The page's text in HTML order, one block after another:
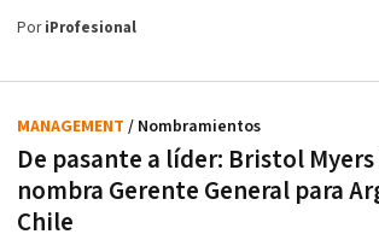
PoriProfesional
De pasante a líder: Bristol
nombra Gerente General para
Chile
MANAGEMENT / Nombramientos